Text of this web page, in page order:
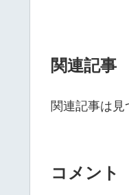
関連記事
関連記事は見
コメント